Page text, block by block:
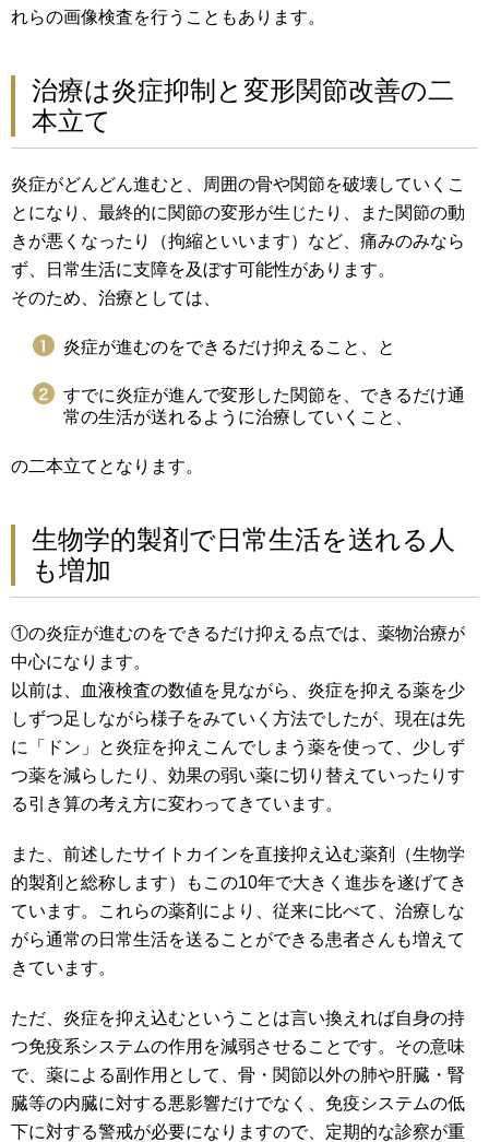
れらの画像検査を行うこともあります。
治療は炎症抑制と変形関節改善の二
本立て
炎症がどんどん進むと、周囲の骨や関節を破壊していくこ
とになり、最終的に関節の変形が生じたり、また関節の動
きが悪くなったり（拘縮といいます）など、痛みのみなら
ず、日常生活に支障を及ぼす可能性があります。
そのため、治療としては、
炎症が進むのをできるだけ抑えること、と
すでに炎症が進んで変形した関節を、できるだけ通
常の生活が送れるように治療していくこと、
の二本立てとなります。
生物学的製剤で日常生活を送れる人
も増加
①の炎症が進むのをできるだけ抑える点では、薬物治療が
中心になります。
以前は、血液検査の数値を見ながら、炎症を抑える薬を少
しずつ足しながら様子をみていく方法でしたが、現在は先
に「ドン」と炎症を抑えこんでしまう薬を使って、少しず
つ薬を減らしたり、効果の弱い薬に切り替えていったりす
る引き算の考え方に変わってきています。
また、前述したサイトカインを直接抑え込む薬剤（生物学
的製剤と総称します）もこの10年で大きく進歩を遂げてき
ています。これらの薬剤により、従来に比べて、治療しな
がら通常の日常生活を送ることができる患者さんも増えて
きています。
ただ、炎症を抑え込むということは言い換えれば自身の持
つ免疫系システムの作用を減弱させることです。その意味
で、薬による副作用として、骨・関節以外の肺や肝臓・腎
臓等の内臓に対する悪影響だけでなく、免疫システムの低
下に対する警戒が必要になりますので、定期的な診察が重